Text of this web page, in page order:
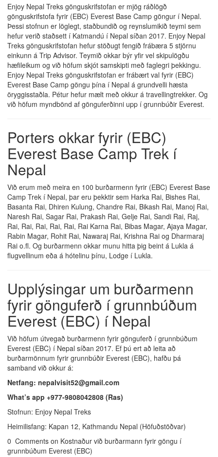
Enjoy Nepal Treks gönguskrifstofan er mjög ráðlögð
gönguskrifstofa fyrir (EBC) Everest Base Camp göngur í Nepal.
Þessi stofnun er löglegt, staðbundið og reynslumikið teymi sem
hefur verið staðsett í Katmandú í Nepal síðan 2017. Enjoy Nepal
Treks gönguskrifstofan hefur stöðugt fengið frábæra 5 stjörnu
einkunn á Trip Advisor. Teymið okkar býr yfir vel skipulögðu
hæfileikum og við höfum skjót samskipti með faglegri þekkingu.
Enjoy Nepal Treks gönguskrifstofan er frábært val fyrir (EBC)
Everest Base Camp göngu þína í Nepal á grundvelli hæsta
öryggisstaðla. Pétur hefur mælt með okkur á travellingtrekker. Og
við höfum myndbönd af gönguferðinni upp í grunnbúðir Everest.
Porters okkar fyrir (EBC)
Everest Base Camp Trek í
Nepal
Við erum með meira en 100 burðarmenn fyrir (EBC) Everest Base
Camp Trek í Nepal, þar eru þekktir sem Harka Rai, Bishes Rai,
Basanta Rai, Dhiren Kulung, Chandre Rai, Bikash Rai, Manoj Rai,
Naresh Rai, Sagar Rai, Prakash Rai, Gelje Rai, Sandi Rai, Raj,
Rai, Rai, Rai, Rai, Rai, Rai Karna Rai, Bibas Magar, Ajaya Magar,
Rabin Magar, Rohit Rai, Nawaraj Rai, Krishna Rai og Dharmaraj
Rai o.fl. Og burðarmenn okkar munu hitta þig beint á Lukla á
flugvellinum eða á hótelinu þínu, Lodge í Lukla.
Upplýsingar um burðarmenn
fyrir gönguferð í grunnbúðum
Everest (EBC) í Nepal
Við höfum útvegað burðarmenn fyrir gönguferð í grunnbúðum
Everest (EBC) í Nepal síðan 2017. Ef þú ert að leita að
burðarmönnum fyrir grunnbúðir Everest (EBC), hafðu þá
samband við okkur á:
Netfang: nepalvisit52@gmail.com
What’s app +977-9808042808 (Ras)
Stofnun: Enjoy Nepal Treks
Heimilisfang: Kapan 12, Kathmandu Nepal (Höfuðstöðvar)
0 Comments on Kostnaður við burðarmann fyrir göngu í
grunnbúðum Everest (EBC)